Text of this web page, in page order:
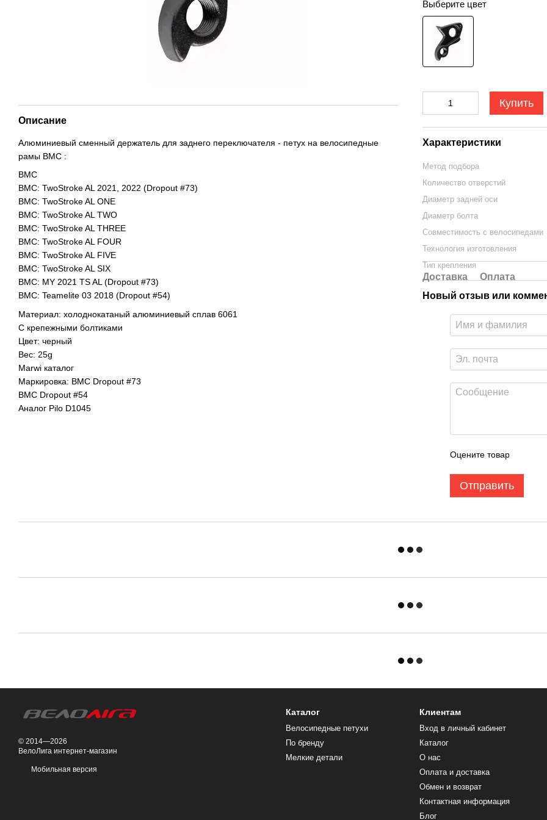
Описание
Алюминиевый сменный держатель для заднего переключателя - петух на велосипедные
рамы BMC :
BMC
BMC: TwoStroke AL 2021, 2022 (Dropout #73)
BMC: TwoStroke AL ONE
BMC: TwoStroke AL TWO
BMC: TwoStroke AL THREE
BMC: TwoStroke AL FOUR
BMC: TwoStroke AL FIVE
BMC: TwoStroke AL SIX
BMC: MY 2021 TS AL (Dropout #73)
BMC: Teamelite 03 2018 (Dropout #54)
Материал: холоднокатаный алюминиевый сплав 6061
С крепежными болтиками
Цвет: черный
Вес: 25g
Marwi каталог
Маркировка: BMC Dropout #73
BMC Dropout #54
Аналог Pilo D1045
Выберите цвет
Купить
Характеристики
Метод подбора
Количество отверстий
Диаметр задней оси
Диаметр болта
Совместимость с велосипедами
Технология изготовления
Тип крепления
Доставка
Оплата
Новый отзыв или
Оцените товар
Отправить
© 2014—2026
ВелоЛига интернет-магазин
Мобильная версия
Каталог
Велосипедные петухи
По бренду
Мелкие детали
Клиентам
Вход в личный кабинет
Каталог
О нас
Оплата и доставка
Обмен и возврат
Контактная информация
Блог